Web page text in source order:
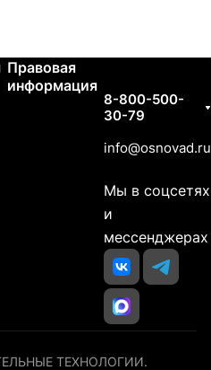
Правовая
информация
8-800-500-
30-79
info@osnovad.ru
Мы в соцсетях
и
мессенджерах
ТЕХНОЛОГИИ.